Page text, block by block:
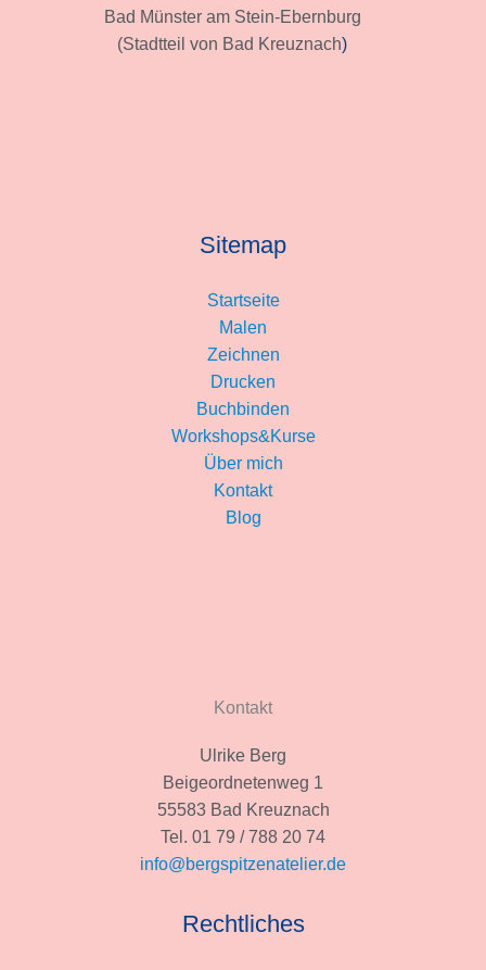
Bad Münster am Stein-Ebernburg
(Stadtteil von Bad Kreuznach)
Sitemap
Startseite
Malen
Zeichnen
Drucken
Buchbinden
Workshops&Kurse
Über mich
Kontakt
Blog
Kontakt
Ulrike Berg
Beigeordnetenweg 1
55583 Bad Kreuznach
Tel. 01 79 / 788 20 74
info@bergspitzenatelier.de
Rechtliches